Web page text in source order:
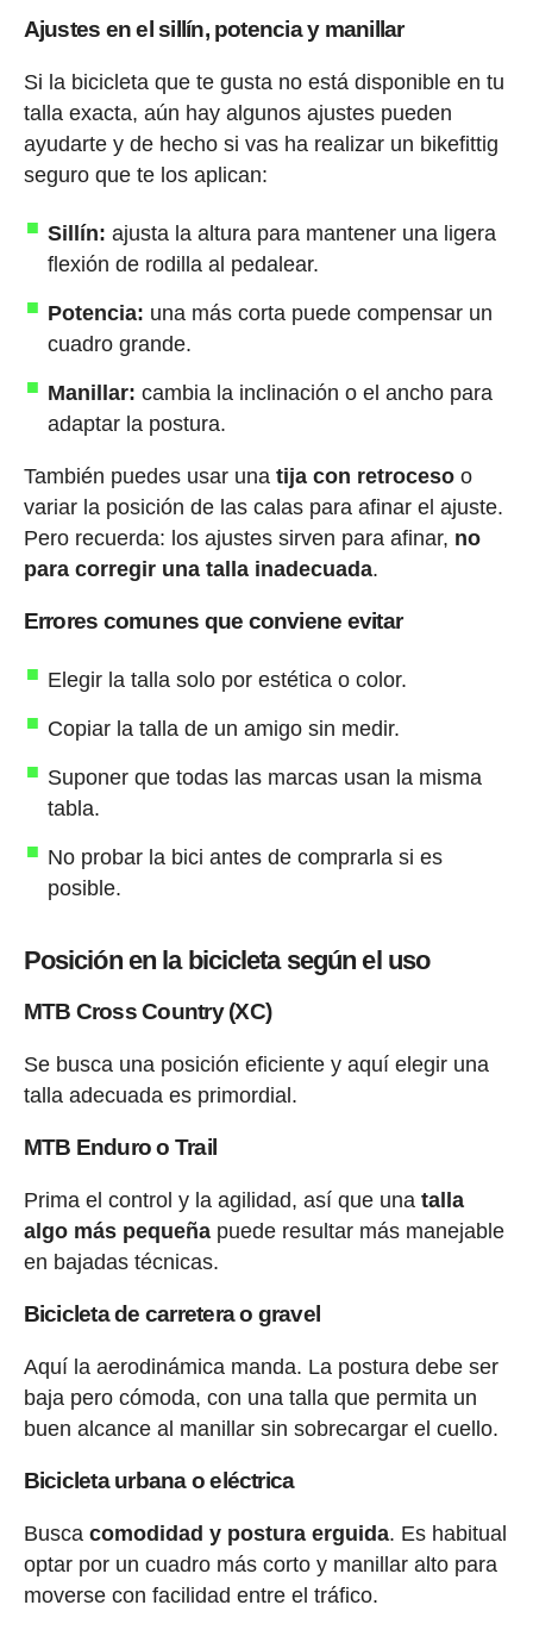
Ajustes en el sillín, potencia y manillar
Si la bicicleta que te gusta no está disponible en tu
talla exacta, aún hay algunos ajustes pueden
ayudarte y de hecho si vas ha realizar un bikefittig
seguro que te los aplican:
Sillín: ajusta la altura para mantener una ligera
flexión de rodilla al pedalear.
Potencia: una más corta puede compensar un
cuadro grande.
Manillar: cambia la inclinación o el ancho para
adaptar la postura.
También puedes usar una tija con retrocesoo
variar la posición de las calas para afinar el ajuste.
Pero recuerda: los ajustes sirven para afinar, no
para corregir una talla inadecuada.
Errores comunes que conviene evitar
Elegir la talla solo por estética o color.
Copiar la talla de un amigo sin medir.
Suponer que todas las marcas usan la misma
tabla.
No probar la bici antes de comprarla si es
posible.
Posición en la bicicleta según el uso
MTB Cross Country (XC)
Se busca una posición eficiente y aquí elegir una
talla adecuada es primordial.
MTB Enduro o Trail
Prima el control y la agilidad, así que una talla
algo más pequeñapuede resultar más manejable
en bajadas técnicas.
Bicicleta de carretera o gravel
Aquí la aerodinámica manda. La postura debe ser
baja pero cómoda, con una talla que permita un
buen alcance al manillar sin sobrecargar el cuello.
Bicicleta urbana o eléctrica
Busca comodidad y postura erguida. Es habitual
optar por un cuadro más corto y manillar alto para
moverse con facilidad entre el tráfico.